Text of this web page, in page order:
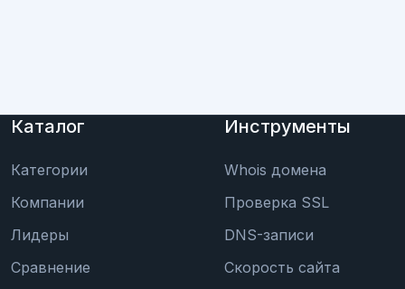
Каталог
Категории
Компании
Лидеры
Сравнение
Инструменты
Whois домена
Проверка SSL
DNS-записи
Скорость сайта